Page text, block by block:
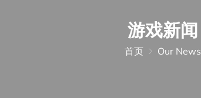
游戏新闻
首页 Our News